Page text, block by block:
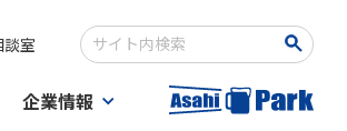
談室
検索キーワード入力
企業情報